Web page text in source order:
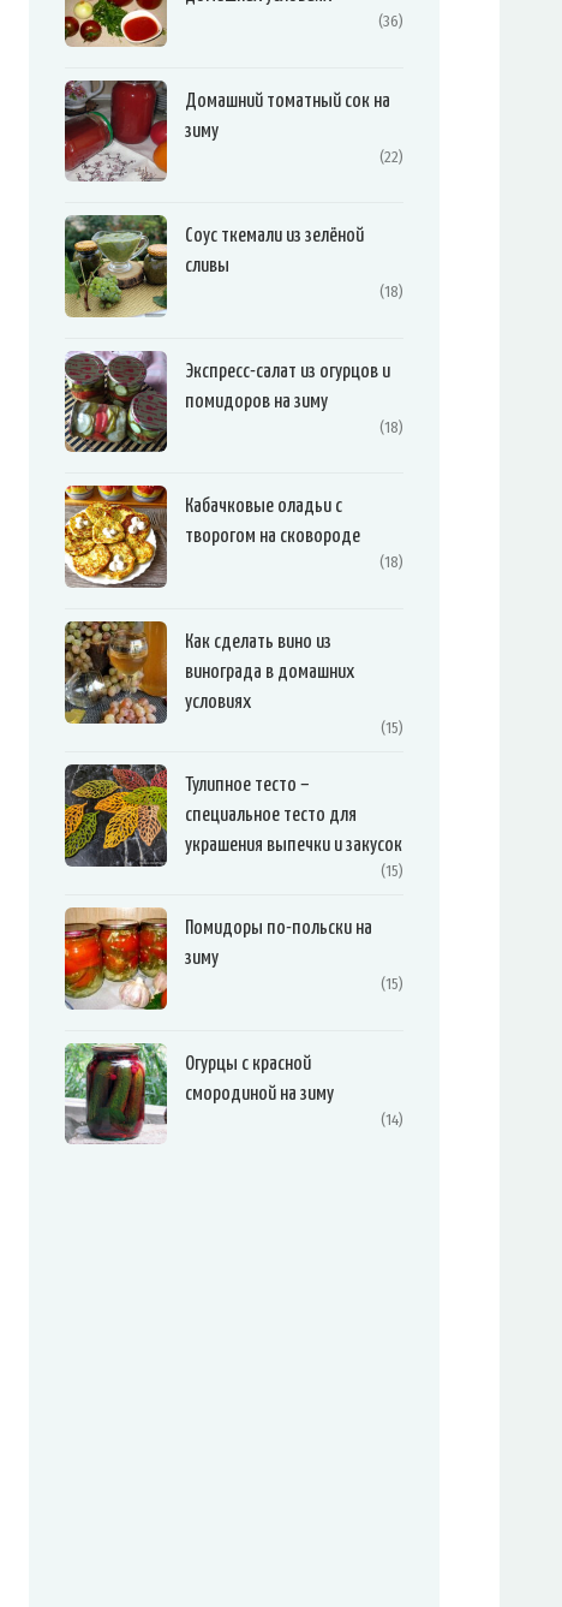
(36)
Домашний томатный сок на
зиму
(22)
Соус ткемали из зелёной
сливы
(18)
Экспресс-салат из огурцов и
помидоров на зиму
(18)
Кабачковые оладьи с
творогом на сковороде
(18)
Как сделать вино из
винограда в домашних
условиях
(15)
Тулипное тесто –
специальное тесто для
украшения выпечки и закусок
(15)
Помидоры по-польски на
зиму
(15)
Огурцы с красной
смородиной на зиму
(14)